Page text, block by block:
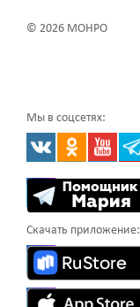
© 2026 МОНРО
Мы в соцсетях:
Скачать приложение: